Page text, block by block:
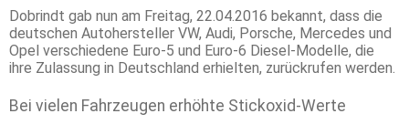
Dobrindt gab nun am Freitag, 22.04.2016 bekannt, dass die
deutschen Autohersteller VW, Audi, Porsche, Mercedes und
Opel verschiedene Euro-5 und Euro-6 Diesel-Modelle, die
ihre Zulassung in Deutschland erhielten, zurückrufen werden.
Bei vielen Fahrzeugen erhöhte Stickoxid-Werte